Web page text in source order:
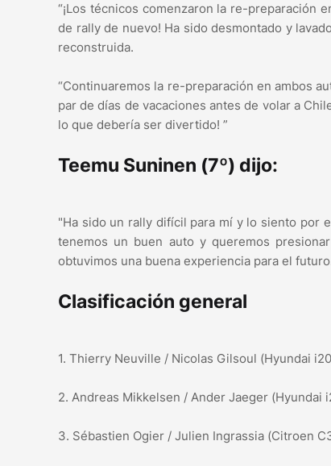
“¡Los técnicos comenzaron la re-preparación
de rally de nuevo! Ha sido desmontado y
reconstruida.
“Continuaremos la re-preparación en ambos
par de días de vacaciones antes de volar a
lo que debería ser divertido! ”
Teemu Suninen (7º) dijo:
"Ha sido un rally difícil para mí y lo siento por
tenemos un buen auto y queremos
obtuvimos una buena experiencia para el
Clasificación general
1. Thierry Neuville / Nicolas Gilsoul (Hyundai
2. Andreas Mikkelsen / Ander Jaeger (Hyundai
3. Sébastien Ogier / Julien Ingrassia (Citroen